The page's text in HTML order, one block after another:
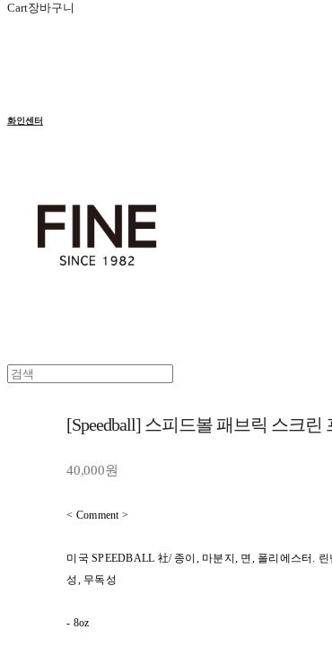
Cart장바구니
화인센터
[Speedball] 스피드볼 패브릭 스크린
40,000원
< Comment >
미국 SPEEDBALL 社/ 종이, 마분지, 면, 폴리에스터.
성, 무독성
- 8oz